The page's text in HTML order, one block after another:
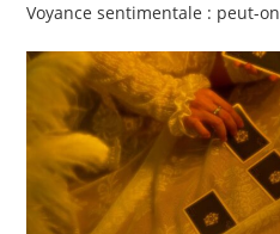
Voyance sentimentale : peut-